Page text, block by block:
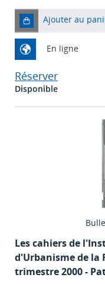
Ajouter au
En ligne
Réserver
Disponible
Les cahiers de
d'Urbanisme de la
trimestre 2000 -